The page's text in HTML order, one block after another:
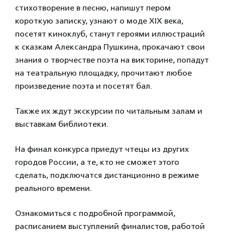
стихотворение в песню, напишут пером
короткую записку, узнают о моде XIX века,
посетят киноклуб, станут героями иллюстраций
к сказкам Александра Пушкина, прокачают свои
знания о творчестве поэта на викторине, попадут
на театральную площадку, прочитают любое
произведение поэта и посетят бал.
Также их ждут экскурсии по читальным залам и
выставкам библиотеки.
На финал конкурса приедут чтецы из других
городов России, а те, кто не сможет этого
сделать, подключатся дистанционно в режиме
реального времени.
Ознакомиться с подробной программой,
расписанием выступлений финалистов, работой